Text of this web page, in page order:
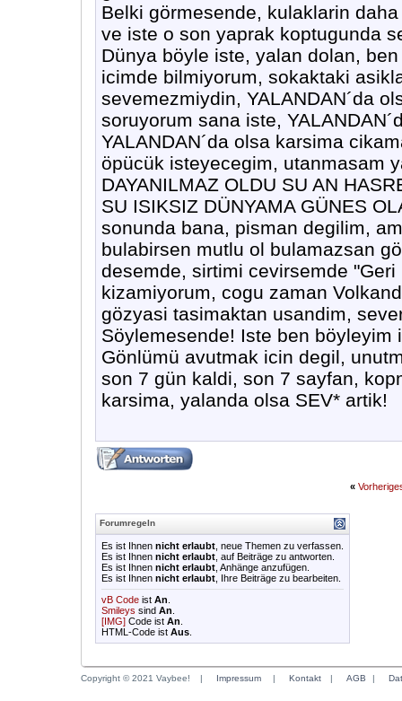
Belki görmesende, kulaklarin
ve iste o son yaprak koptugunda
Dünya böyle iste, yalan dolan,
icimde bilmiyorum, sokaktaki
sevemezmiydin, YALANDAN´da
soruyorum sana iste,
YALANDAN´da olsa karsima
öpücük isteyecegim, utanmasam
DAYANILMAZ OLDU SU AN
SU ISIKSIZ DÜNYAMA GÜNES
sonunda bana, pisman degilim,
bulabirsen mutlu ol bulamazsan
desemde, sirtimi cevirsemde
kizamiyorum, cogu zaman
gözyasi tasimaktan usandim,
Söylemesende! Iste ben
Gönlümü avutmak icin degil,
son 7 gün kaldi, son 7 sayfan,
karsima, yalanda olsa SEV* artik!
«
Forumregeln
Es ist Ihnen nicht erlaubt , neue Themen zu verfassen.
Es ist Ihnen nicht erlaubt , auf Beiträge zu antworten.
Es ist Ihnen nicht erlaubt , Anhänge anzufügen.
Es ist Ihnen nicht erlaubt , Ihre Beiträge zu bearbeiten.
vB Code ist An
Smileys sind An
[IMG] Code ist An
HTML-Code ist Aus
Copyright © 2021 Vaybee! | Impressum | Kontakt | AGB |